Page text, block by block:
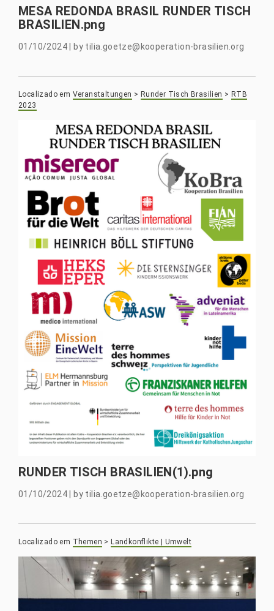
MESA REDONDA BRASIL RUNDER TISCH
BRASILIEN.png
01/10/2024 by tilia.goetze@kooperation-brasilien.org
Localizado em Veranstaltungen > Runder Tisch Brasilien > RTB
2023
RUNDER TISCH BRASILIEN(1).png
01/10/2024 by tilia.goetze@kooperation-brasilien.org
Localizado em Themen >Landkonflikte | Umwelt